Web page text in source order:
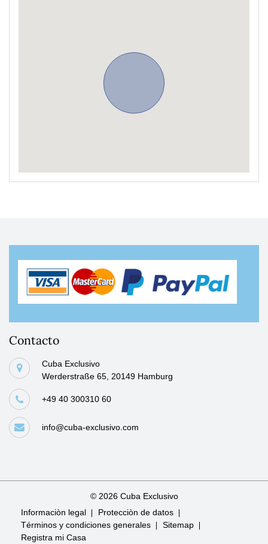
Contacto
Cuba Exclusivo
Werderstraße 65, 20149 Hamburg
+49 40 300310 60
info@cuba-exclusivo.com
© 2026 Cuba Exclusivo
Saltar
navegación
Informaciòn legal
Protecciòn de datos
Términos y condiciones generales
Sitemap
Registra mi Casa